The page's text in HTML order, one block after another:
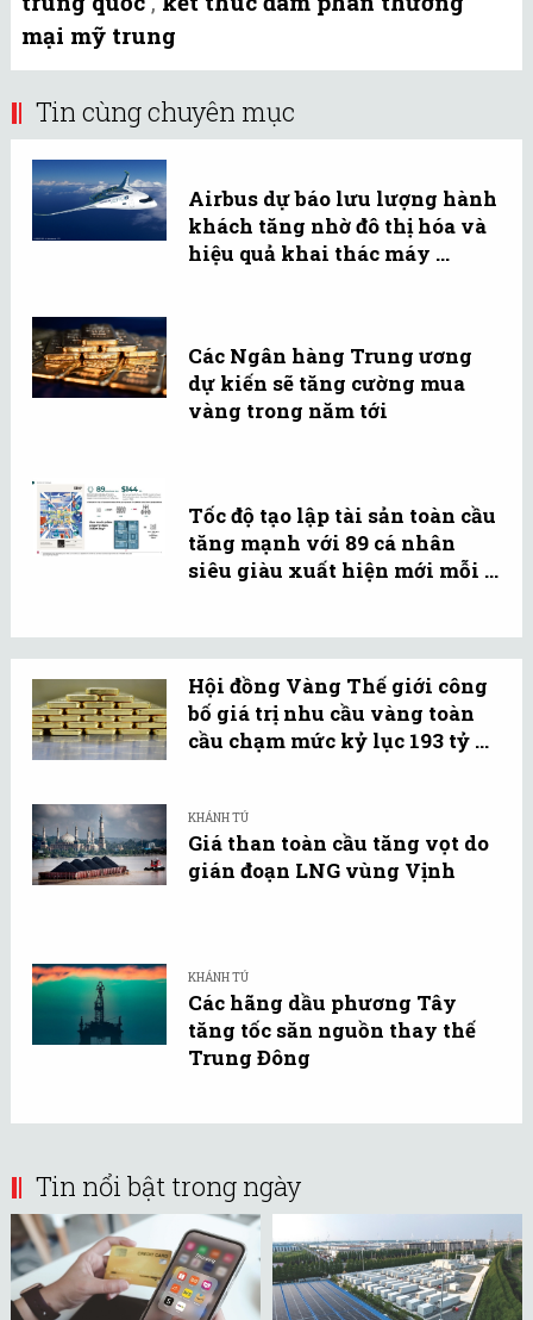
mại mỹ trung
Tin cùng chuyên mục
Airbus dự báo lưu lượng hành
khách tăng nhờ đô thị hóa và
hiệu quả khai thác máy ...
Các Ngân hàng Trung ương
dự kiến sẽ tăng cường mua
vàng trong năm tới
Tốc độ tạo lập tài sản toàn cầu
tăng mạnh với 89 cá nhân
siêu giàu xuất hiện mới mỗi ...
Hội đồng Vàng Thế giới công
bố giá trị nhu cầu vàng toàn
cầu chạm mức kỷ lục 193 tỷ ...
KHÁNH TÚ
Giá than toàn cầu tăng vọt do
gián đoạn LNG vùng Vịnh
KHÁNH TÚ
Các hãng dầu phương Tây
tăng tốc săn nguồn thay thế
Trung Đông
Tin nổi bật trong ngày